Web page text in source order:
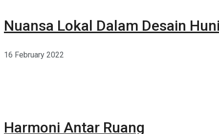
Nuansa Lokal Dalam Desain
16 February 2022
Harmoni Antar Ruang